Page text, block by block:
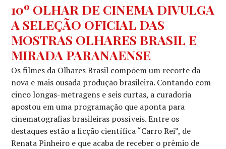
NOTÍCIAS ,
NOTÍCIAS
DE
FILMES
10º OLHAR DE CINEMA DIVULGA
A SELEÇÃO OFICIAL DAS
MOSTRAS OLHARES BRASIL E
MIRADA PARANAENSE
Os filmes da Olhares Brasil compõem um recorte da
nova e mais ousada produção brasileira. Contando com
cinco longas-metragens e seis curtas, a curadoria
apostou em uma programação que aponta para
cinematografias brasileiras possíveis. Entre os
destaques estão a ficção científica “Carro Rei”, de
Renata Pinheiro e que acaba de receber o prêmio de